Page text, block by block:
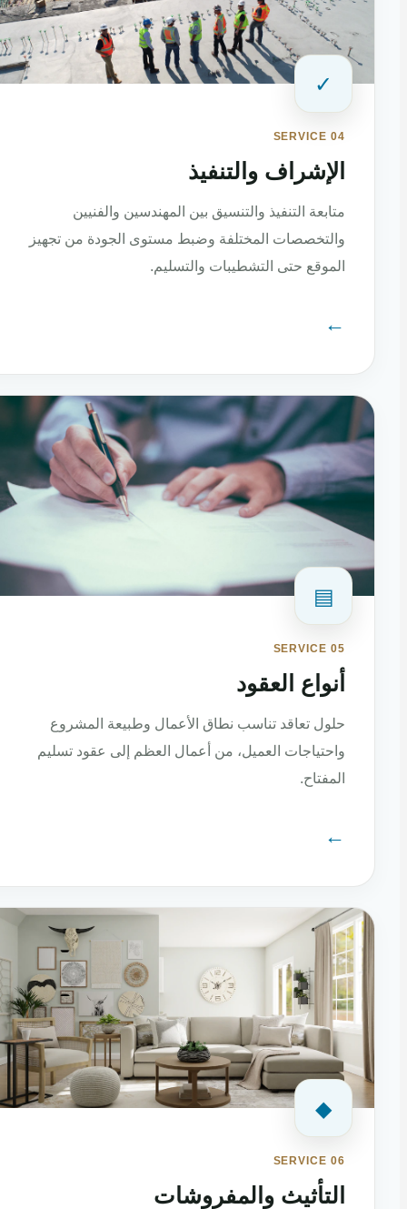
✓
SERVICE 04
الإشراف والتنفيذ
متابعة التنفيذ والتنسيق بين المهندسين والفنيين
والتخصصات المختلفة وضبط مستوى الجودة من تجهيز
الموقع حتى التشطيبات والتسليم.
▤
SERVICE 05
أنواع العقود
حلول تعاقد تناسب نطاق الأعمال وطبيعة المشروع
واحتياجات العميل، من أعمال العظم إلى عقود تسليم
◆
SERVICE 06
التأثيث والمفروشات